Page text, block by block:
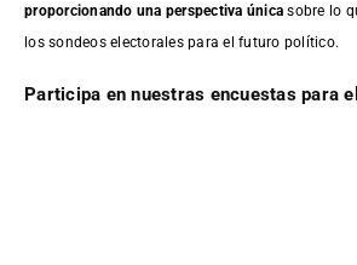
proporcionando una perspectiva única sobre lo
los sondeos electorales para el futuro político.
Participa en nuestras encuestas para